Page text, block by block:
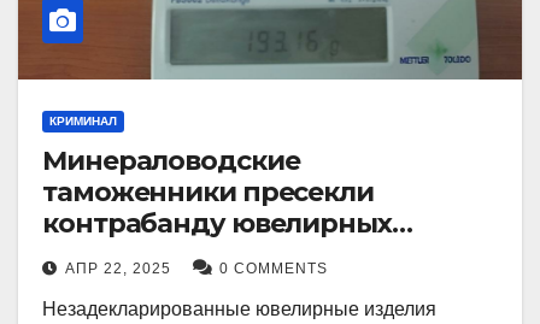
КРИМИНАЛ
Минераловодские
таможенники пресекли
контрабанду ювелирных
изделий на 2 млн рублей
АПР 22, 2025 0 COMMENTS
Незадекларированные ювелирные изделия